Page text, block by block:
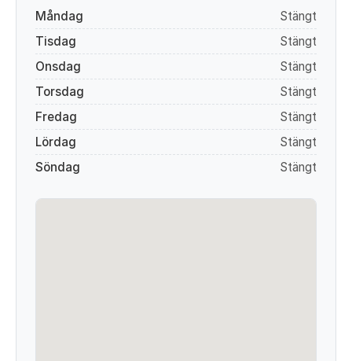
Måndag
Stängt
Tisdag
Stängt
Onsdag
Stängt
Torsdag
Stängt
Fredag
Stängt
Lördag
Stängt
Söndag
Stängt